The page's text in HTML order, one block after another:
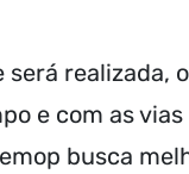
será realizada,
e com as
busca